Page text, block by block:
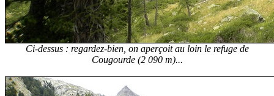
Ci-dessus : regardez-bien, on aperçoit au loin le refuge de
Cougourde (2 090 m)...